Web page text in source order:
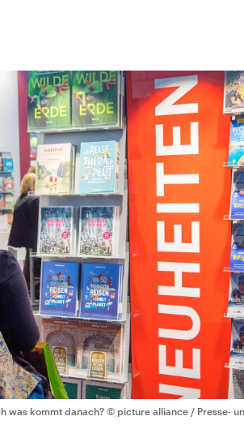
was kommt danach? © picture alliance / Presse-